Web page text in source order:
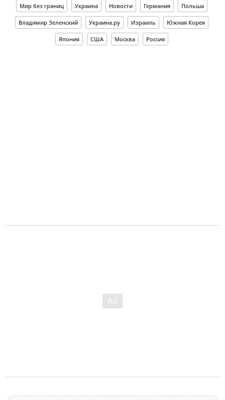
Мир без границ Украина Новости Германия Польша
Владимир Зеленский Украина.ру Израиль Южная Корея
Япония США Москва Россия